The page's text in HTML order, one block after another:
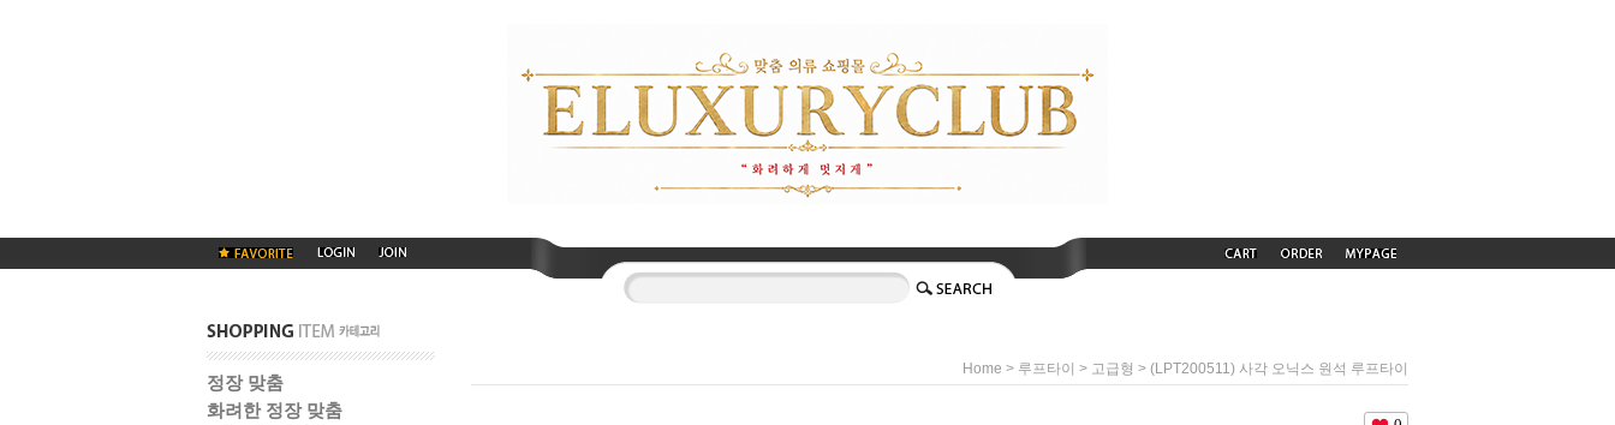
정장 맞춤
화려한 정장 맞춤
Home > 루프타이 > 고급형 > (LPT200511) 사각 오닉스 원석 루프타이